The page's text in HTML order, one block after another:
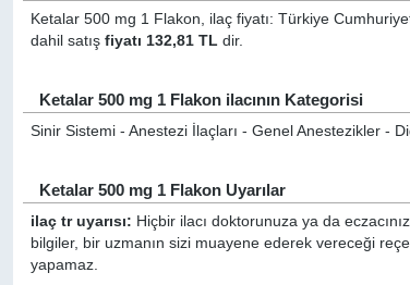
Ketalar 500 mg 1 Flakon, ilaç fiyatı: Türkiye
dahil satışfiyatı 132,81 TL dir.
Ketalar 500 mg 1 Flakon ilacının Kategorisi
Sinir Sistemi - Anestezi İlaçları - Genel Anestezikler -
Ketalar 500 mg 1 Flakon Uyarılar
ilaç tr uyarısı: Hiçbir ilacı doktorunuza ya da
bilgiler, bir uzmanın sizi muayene ederek vereceği
yapamaz.